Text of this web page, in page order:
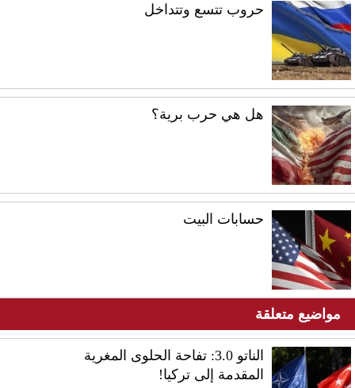
حروب تتسع وتتداخل
هل هي حرب برية؟
حسابات البيت
مواضيع متعلقة
الناتو 3.0: تفاحة الحلوى المغرية
المقدمة إلى تركيا!